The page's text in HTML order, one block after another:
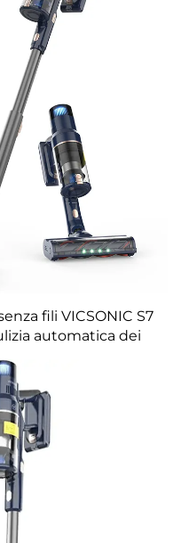
fili VICSONIC S7
automatica dei